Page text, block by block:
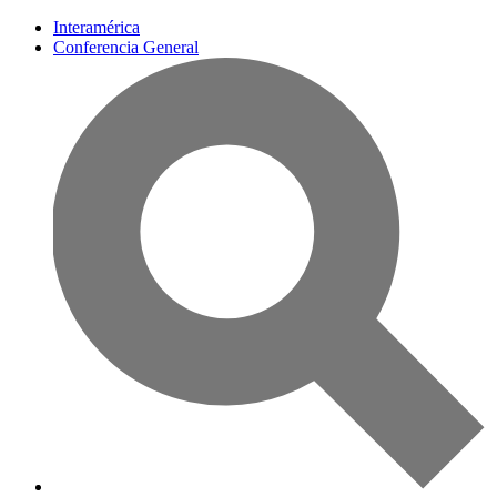
Interamérica
Conferencia General